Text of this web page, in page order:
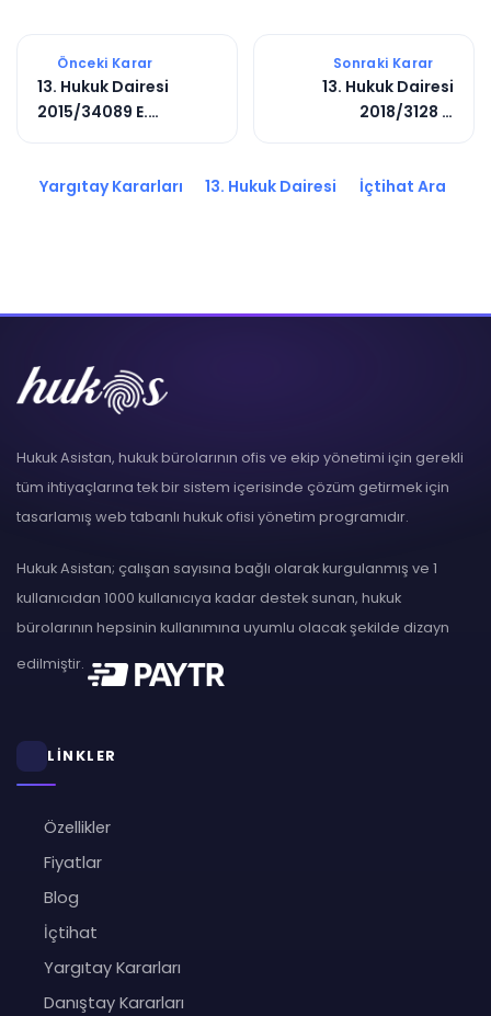
Önceki Karar
13. Hukuk Dairesi
2015/34089 E.
Sonraki Karar
13. Hukuk Dairesi
2018/3128 E.
Yargıtay Kararları 13. Hukuk Dairesi İçtihat Ara
Hukuk Asistan, hukuk bürolarının ofis ve ekip yönetimi için gerekli
tüm ihtiyaçlarına tek bir sistem içerisinde çözüm getirmek için
tasarlamış web tabanlı hukuk ofisi yönetim programıdır.
Hukuk Asistan; çalışan sayısına bağlı olarak kurgulanmış ve 1
kullanıcıdan 1000 kullanıcıya kadar destek sunan, hukuk
bürolarının hepsinin kullanımına uyumlu olacak şekilde dizayn
edilmiştir.
LİNKLER
Özellikler
Fiyatlar
Blog
İçtihat
Yargıtay Kararları
Danıştay Kararları